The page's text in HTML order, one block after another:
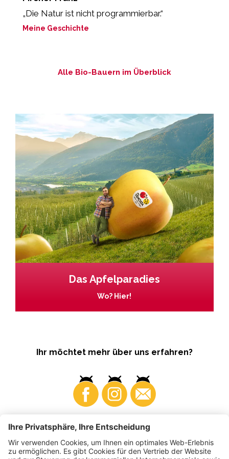
„Die Natur ist nicht programmierbar.“
Meine Geschichte
Alle Bio-Bauern im Überblick
Das Apfelparadies
Wo? Hier!
Ihr möchtet mehr über uns erfahren?
Business Produzenten